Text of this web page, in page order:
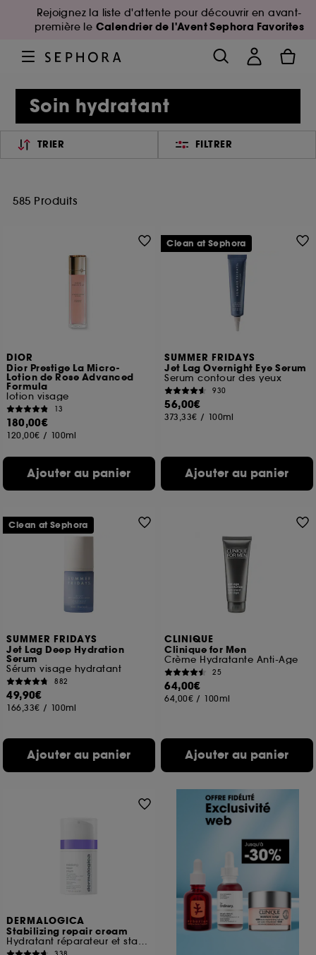
Rejoignez la liste d'attente pour découvrir en avant-
première le Calendrier de l'Avent Sephora Favorites
Soin hydratant
TRIER FILTRER
585 Produits
DIOR
Dior Prestige La Micro-
Lotion de Rose Advanced
Formula
lotion visage
13
180,00€
120,00€ / 100ml
Ajouter au panier
SUMMER FRIDAYS
Jet Lag Overnight Eye Serum
Serum contour des yeux
930
56,00€
373,33€ / 100ml
Ajouter au panier
Clean at Sephora
SUMMER FRIDAYS
Jet Lag Deep Hydration
Serum
Sérum visage hydratant
882
49,90€
166,33€ / 100ml
Ajouter au panier
Clean at Sephora
CLINIQUE
Clinique for Men
Crème Hydratante Anti-Age
25
64,00€
64,00€ / 100ml
Ajouter au panier
DERMALOGICA
Stabilizing repair cream
Hydratant réparateur et stabilisant anti-rougeurs